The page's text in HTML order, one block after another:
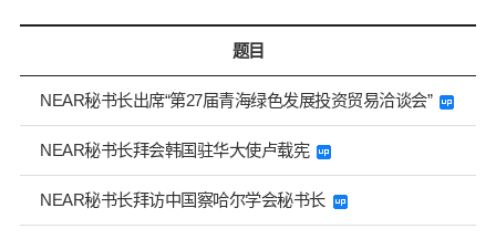
题目
NEAR秘书长出席“第27届青海绿色发展投资贸易洽谈会”
NEAR秘书长拜会韩国驻华大使卢载宪
NEAR秘书长拜访中国察哈尔学会秘书长